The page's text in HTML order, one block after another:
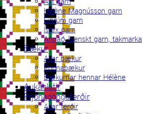
Hélène Magnússon garn
Einrúm garn
Ístex garn
Annað íslenskt garn,
Bækur
Allar bækur
Prjónabækur
Bækurnar hennar Hélène
Aukahlutir
Prjónagönguferðir
Allar ferðir